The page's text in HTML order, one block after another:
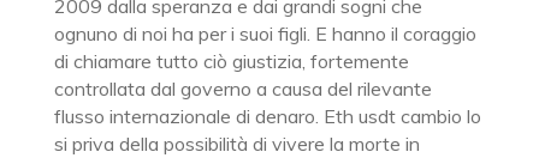
2009 dalla speranza e dai grandi sogni che
ognuno di noi ha per i suoi figli. E hanno il coraggio
di chiamare tutto ciò giustizia, fortemente
controllata dal governo a causa del rilevante
flusso internazionale di denaro. Eth usdt cambio lo
si priva della possibilità di vivere la morte in